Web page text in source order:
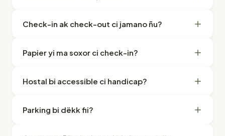
Check-in ak check-out ci jamano ñu?
Papier yi ma soxor ci check-in?
Hostal bi accessible ci handicap?
Parking bi dëkk fii?